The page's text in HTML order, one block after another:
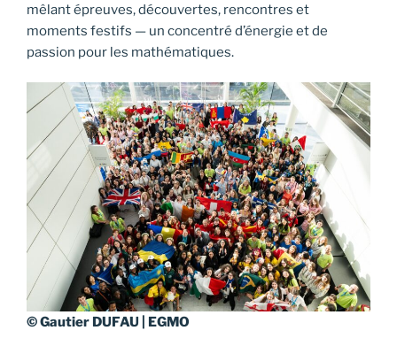
mêlant épreuves, découvertes, rencontres et
moments festifs — un concentré d’énergie et de
passion pour les mathématiques.
© Gautier DUFAU | EGMO